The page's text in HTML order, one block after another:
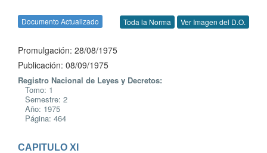
Documento Actualizado Toda la Norma Ver Imagen del D.O.
Promulgación: 28/08/1975
Publicación: 08/09/1975
Registro Nacional de Leyes y Decretos:
Tomo: 1
Semestre: 2
Año: 1975
Página: 464
CAPITULO XI